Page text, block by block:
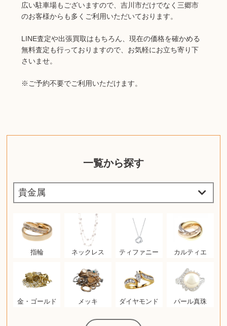
広い駐車場もございますので、吉川市だけでなく三郷市
のお客様からも多くご利用いただいております。
LINE査定や出張買取はもちろん、現在の価格を確かめる
無料査定も行っておりますので、お気軽にお立ち寄り下
さいませ。
※ご予約不要でご利用いただけます。
一覧から探す
指輪 ネックレス ティファニー カルティエ
金・ゴールド メッキ ダイヤモンド パール真珠